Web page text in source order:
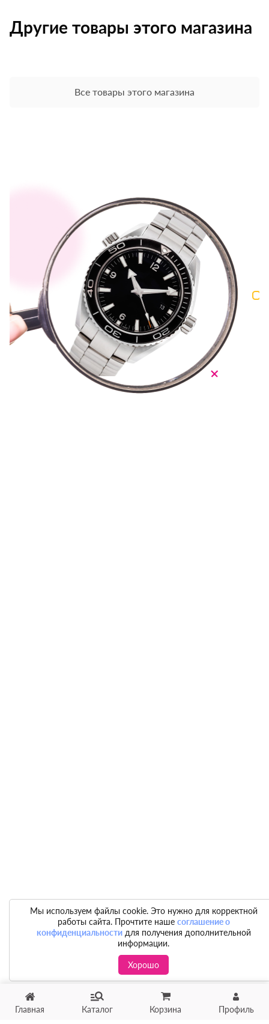
Главная Каталог Корзина Профиль
Другие товары этого магазина
Все товары этого магазина
Мы используем файлы cookie. Это нужно для корректной
работы сайта. Прочтите наше соглашение о
конфиденциальностидля получения дополнительной
информации.
Хорошо